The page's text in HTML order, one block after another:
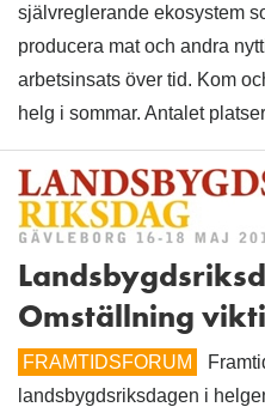
självreglerande ekosystem
producera mat och andra
arbetsinsats över tid. Kom
helg i sommar. Antalet
Omställning
FRAMTIDSFORUM
landsbygdsriksdagen i